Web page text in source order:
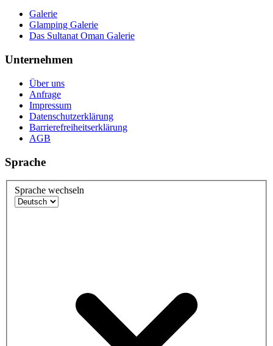
Galerie
Glamping Galerie
Das Sultanat Oman Galerie
Unternehmen
Über uns
Anfrage
Impressum
Datenschutzerklärung
Barrierefreiheitserklärung
AGB
Sprache
Sprache wechseln